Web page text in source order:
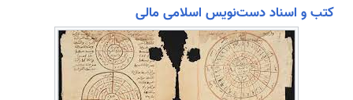
کتب و اسناد دست‌نویس اسلامی مالی